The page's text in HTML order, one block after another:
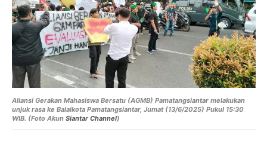
Aliansi Gerakan Mahasiswa Bersatu (AGMB) Pamatangsiantar melakukan
unjuk rasa ke Balaikota Pamatangsiantar, Jumat (13/6/2025) Pukul 15:30
WIB. (Foto Akun Siantar Channel)